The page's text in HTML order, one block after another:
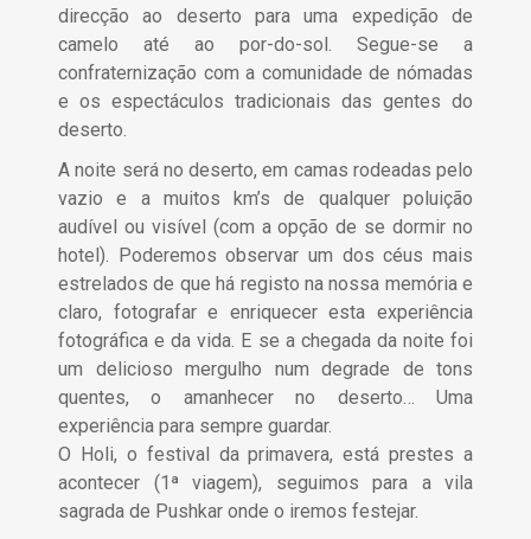
direcção ao deserto para uma expedição de
camelo até ao por-do-sol. Segue-se a
confraternização com a comunidade de nómadas
e os espectáculos tradicionais das gentes do
deserto.
A noite será no deserto, em camas rodeadas pelo
vazio e a muitos km’s de qualquer poluição
audível ou visível (com a opção de se dormir no
hotel). Poderemos observar um dos céus mais
estrelados de que há registo na nossa memória e
claro, fotografar e enriquecer esta experiência
fotográfica e da vida. E se a chegada da noite foi
um delicioso mergulho num degrade de tons
quentes, o amanhecer no deserto… Uma
experiência para sempre guardar.
O Holi, o festival da primavera, está prestes a
acontecer (1ª viagem), seguimos para a vila
sagrada de Pushkar onde o iremos festejar.